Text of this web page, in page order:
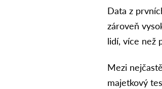
Data z
zároveň
lidí, více než
Mezi
majetkový